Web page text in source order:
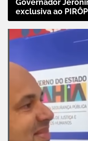
Governador
exclusiva ao